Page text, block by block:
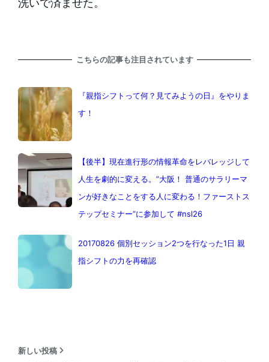
こちらの記事も注目されています
『親指シフトって何？見てみようの日』をやりま
す！
【後半】現在進行形の情報革命をレバレッジして
人生を劇的に変える。”大阪！ 普通のサラリーマ
ンが好きなことをする人に変わる！ファーストス
テップセミナー”に参加して #nsl26
20170826 個別セッション2つを行なった1日 親
指シフトの力を再確認
新しい投稿